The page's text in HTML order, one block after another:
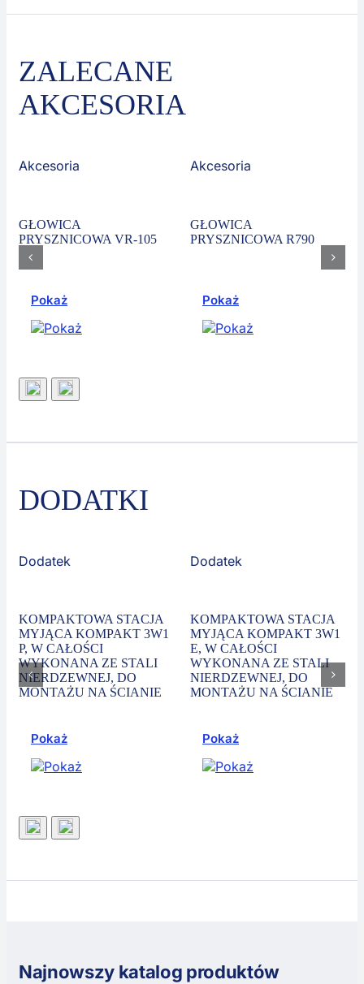
ZALECANE
AKCESORIA
Akcesoria
GŁOWICA
PRYSZNICOWA VR-105
Pokaż
Akcesoria
GŁOWICA
PRYSZNICOWA R790
Pokaż
DODATKI
Dodatek
KOMPAKTOWA STACJA
MYJĄCA KOMPAKT 3W1
P, W CAŁOŚCI
WYKONANA ZE STALI
NIERDZEWNEJ, DO
MONTAŻU NA ŚCIANIE
Pokaż
Dodatek
KOMPAKTOWA STACJA
MYJĄCA KOMPAKT 3W1
E, W CAŁOŚCI
WYKONANA ZE STALI
NIERDZEWNEJ, DO
MONTAŻU NA ŚCIANIE
Pokaż
Najnowszy katalog produktów